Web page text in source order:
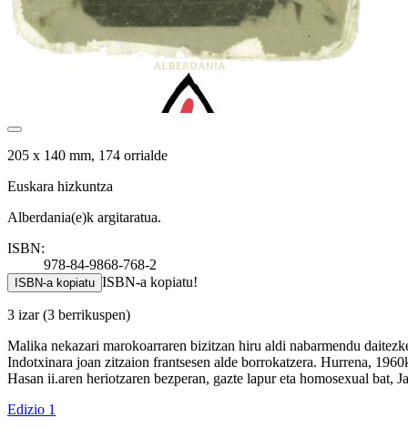
205 x 140 mm, 174 orrialde
Euskara hizkuntza
Alberdania(e)k argitaratua.
ISBN:
978-84-9868-768-2
ISBN-a kopiatu ISBN-a kopiatu!
3 izar(3 berrikuspen)
Malika nekazari marokoarraren bizitzan hiru aldi nabarmendu
Indotxinara joan zitzaion frantsesen alde borrokatzera. Hurrena,
Hasan ii.aren heriotzaren bezperan, gazte lapur eta homosexual bat,
Edizio 1